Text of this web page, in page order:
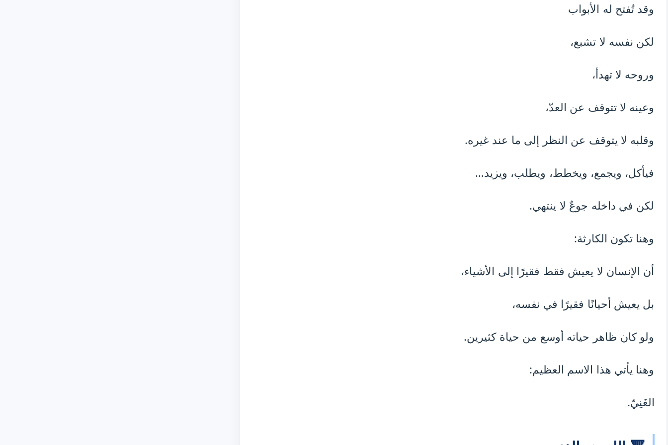
وقد تُفتح له الأبواب
لكن نفسه لا تشبع،
وروحه لا تهدأ،
وعينه لا تتوقف عن العدّ،
وقلبه لا يتوقف عن النظر إلى ما عند غيره.
فيأكل، ويجمع، ويخطط، ويطلب، ويزيد…
لكن في داخله جوعٌ لا ينتهي.
وهنا تكون الكارثة:
أن الإنسان لا يعيش فقط فقيرًا إلى الأشياء،
بل يعيش أحيانًا فقيرًا في نفسه،
ولو كان ظاهر حياته أوسع من حياة كثيرين.
وهنا يأتي هذا الاسم العظيم:
الغَنِيّ.